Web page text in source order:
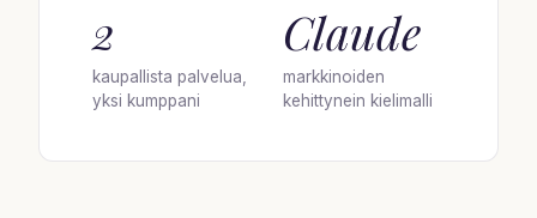
2
kaupallista palvelua,
yksi kumppani
Claude
markkinoiden
kehittynein kielimalli